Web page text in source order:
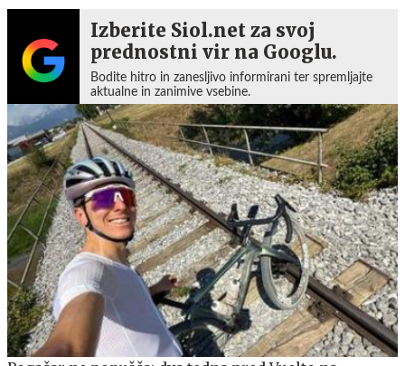
Izberite Siol.net za svoj
prednostni vir na Googlu.
Bodite hitro in zanesljivo informirani ter spremljajte
aktualne in zanimive vsebine.